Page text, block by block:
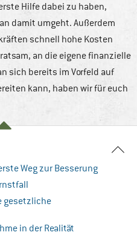
Hilfe dabei zu haben,
damit umgeht. Außerdem
schnell hohe Kosten
an die eigene finanzielle
sich bereits im Vorfeld auf
kann, haben wir für euch
Weg zur Besserung
gesetzliche
in der Realität